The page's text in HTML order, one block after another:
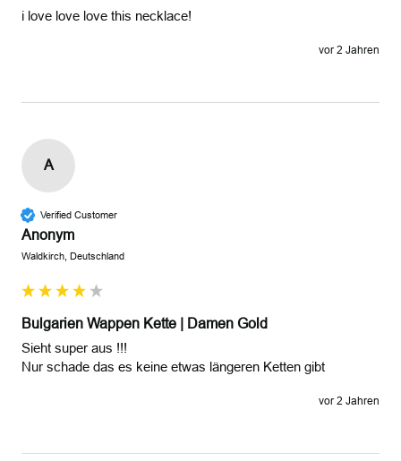
i love love love this necklace!
vor 2 Jahren
A
Verified Customer
Anonym
Waldkirch, Deutschland
Bulgarien Wappen Kette | Damen Gold
Sieht super aus !!!
Nur schade das es keine etwas längeren Ketten gibt
vor 2 Jahren